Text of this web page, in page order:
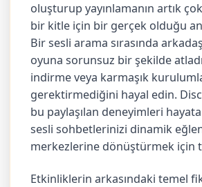
oluşturup yayınlamanın artık
bir kitle için bir gerçek olduğu
Bir sesli arama sırasında
oyuna sorunsuz bir şekilde
indirme veya karmaşık
gerektirmediğini hayal edin.
bu paylaşılan deneyimleri
sesli sohbetlerinizi dinamik
merkezlerine dönüştürmek için
Etkinliklerin arkasındaki temel